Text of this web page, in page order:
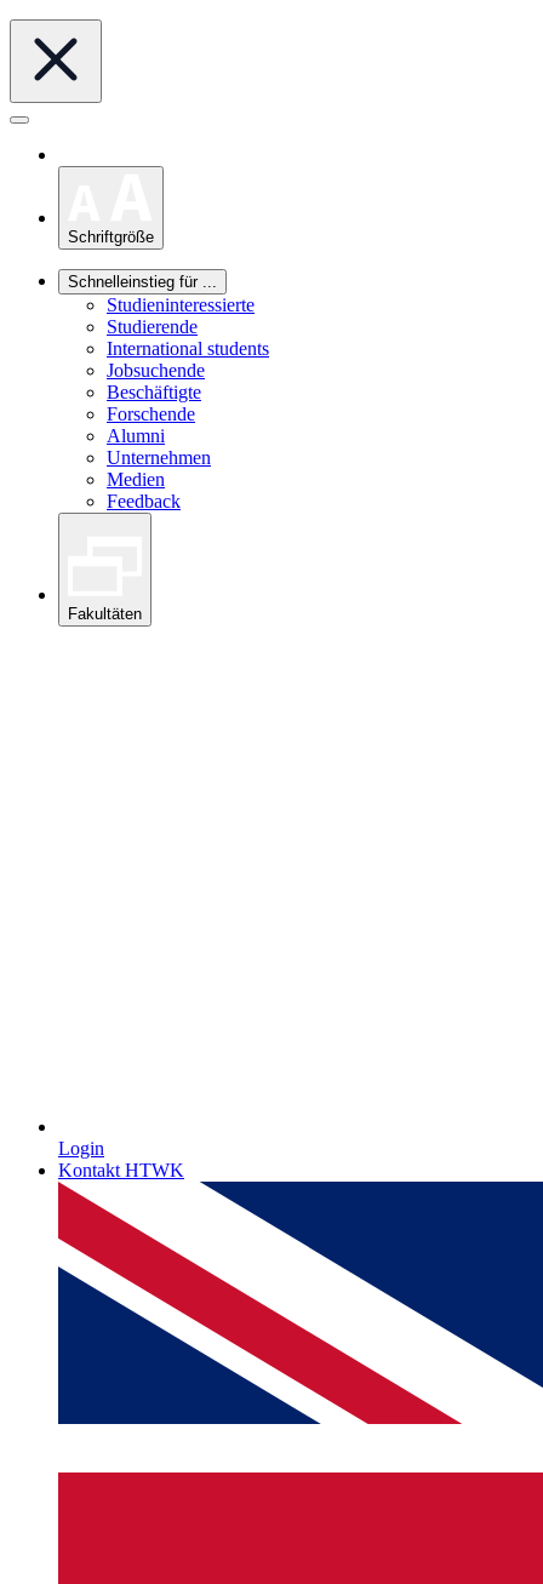
Schriftgröße
Schnelleinstieg für ...
Studieninteressierte
Studierende
International students
Jobsuchende
Beschäftigte
Forschende
Alumni
Unternehmen
Medien
Feedback
Fakultäten
Login
Kontakt HTWK